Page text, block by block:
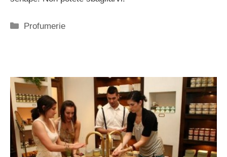
Categorie
Profumerie